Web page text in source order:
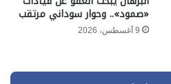
«صمود».. وحوار سوداني مرتقب
9 أغسطس، 2026